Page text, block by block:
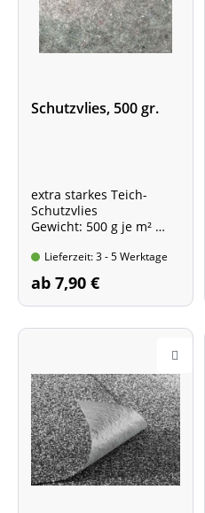
Schutzvlies, 500 gr.
extra starkes Teich-
Schutzvlies
Gewicht: 500 g je m²
Wunsch
Preis gültig für 2,0m x
1,0m = 2 qm
Lieferzeit: 3 - 5 Werktage
ab 7,90 €